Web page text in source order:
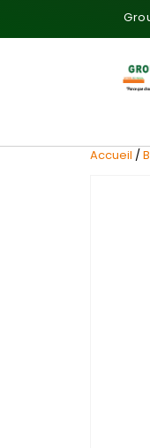
Accueil /